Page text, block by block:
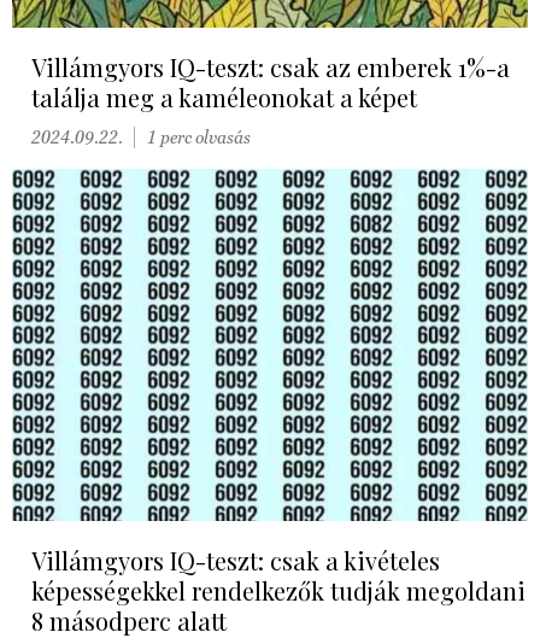
Villámgyors IQ-teszt: csak az emberek 1%-a
találja meg a kaméleonokat a képet
2024.09.22. 1 perc olvasás
Villámgyors IQ-teszt: csak a kivételes
képességekkel rendelkezők tudják megoldani
8 másodperc alatt